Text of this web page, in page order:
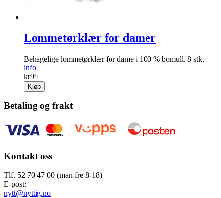
Lommetørklær for damer
Behagelige lommetørklær for dame i 100 % bomull. 8 stk.
info
kr99
Kjøp
Betaling og frakt
Kontakt oss
Tlf. 52 70 47 00 (man-fre 8-18)
E-post:
nytt@nyttig.no